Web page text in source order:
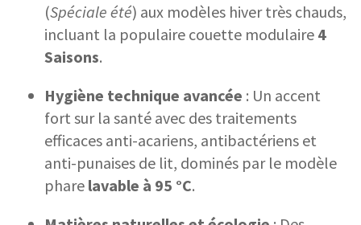
(Spéciale été) aux modèles hiver très chauds,
incluant la populaire couette modulaire 4
Saisons.
Hygiène technique avancée : Un accent
fort sur la santé avec des traitements
efficaces anti-acariens, antibactériens et
anti-punaises de lit, dominés par le modèle
phare lavable à 95 °C.